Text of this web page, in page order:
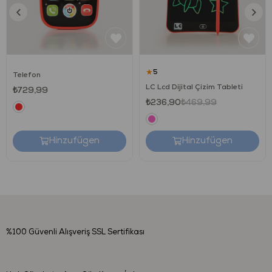
Tekrar tekrar silinip yazılabilir.
Çevre dostu!
Telefon
₺729,99
Hinzufügen
★5
LC Lcd Dijital Çizim Tableti
₺236,90₺469,99
Hinzufügen
%100 Güvenli Alışveriş SSL Sertifikası